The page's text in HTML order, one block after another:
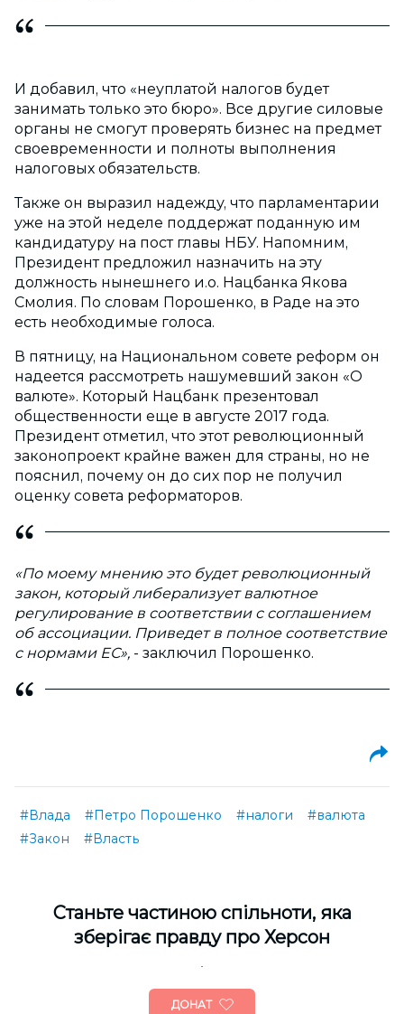
И добавил, что «неуплатой налогов будет
занимать только это бюро». Все другие силовые
органы не смогут проверять бизнес на предмет
своевременности и полноты выполнения
налоговых обязательств.
Также он выразил надежду, что парламентарии
уже на этой неделе поддержат поданную им
кандидатуру на пост главы НБУ. Напомним,
Президент предложил назначить на эту
должность нынешнего и.о. Нацбанка Якова
Смолия. По словам Порошенко, в Раде на это
есть необходимые голоса.
В пятницу, на Национальном совете реформ он
надеется рассмотреть нашумевший закон «О
валюте». Который Нацбанк презентовал
общественности еще в августе 2017 года.
Президент отметил, что этот революционный
законопроект крайне важен для страны, но не
пояснил, почему он до сих пор не получил
оценку совета реформаторов.
«По моему мнению это будет революционный
закон, который либерализует валютное
регулирование в соответствии с соглашением
об ассоциации. Приведет в полное соответствие
с нормами ЕС», - заключил Порошенко.
#Влада #Петро Порошенко #налоги
#валюта
#Закон
#Власть
Cтаньте частиною спільноти, яка
зберігає правду про Херсон
ДОНАТ